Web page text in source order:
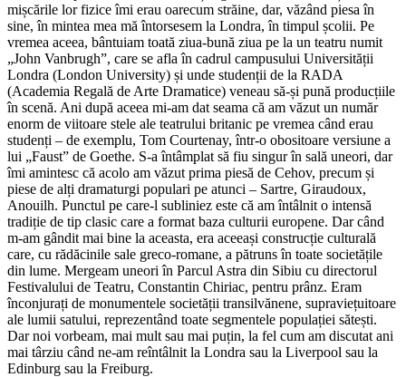
mișcările lor fizice îmi erau oarecum străine, dar, văzând piesa în
sine, în mintea mea mă întorsesem la Londra, în timpul școlii. Pe
vremea aceea, bântuiam toată ziua-bună ziua pe la un teatru numit
„John Vanbrugh”, care se afla în cadrul campusului Universității
Londra (London University) și unde studenții de la RADA
(Academia Regală de Arte Dramatice) veneau să-și pună producțiile
în scenă. Ani după aceea mi-am dat seama că am văzut un număr
enorm de viitoare stele ale teatrului britanic pe vremea când erau
studenți – de exemplu, Tom Courtenay, într-o obositoare versiune a
lui „Faust” de Goethe. S-a întâmplat să fiu singur în sală uneori, dar
îmi amintesc că acolo am văzut prima piesă de Cehov, precum și
piese de alți dramaturgi populari pe atunci – Sartre, Giraudoux,
Anouilh. Punctul pe care-l subliniez este că am întâlnit o intensă
tradiție de tip clasic care a format baza culturii europene. Dar când
m-am gândit mai bine la aceasta, era aceeași construcție culturală
care, cu rădăcinile sale greco-romane, a pătruns în toate societățile
din lume. Mergeam uneori în Parcul Astra din Sibiu cu directorul
Festivalului de Teatru, Constantin Chiriac, pentru prânz. Eram
înconjurați de monumentele societății transilvănene, supraviețuitoare
ale lumii satului, reprezentând toate segmentele populației sătești.
Dar noi vorbeam, mai mult sau mai puțin, la fel cum am discutat ani
mai târziu când ne-am reîntâlnit la Londra sau la Liverpool sau la
Edinburg sau la Freiburg.